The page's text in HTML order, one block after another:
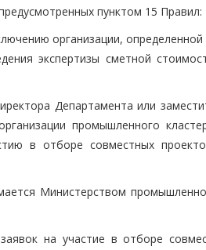
пунктом 15 Правил:
организации, определенной
экспертизы сметной
Департамента или
промышленного
в отборе совместных
Министерством
на участие в отборе